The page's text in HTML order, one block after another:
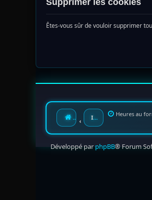
Supprimer les cookies
Êtes-vous sûr de vouloir supprimer
Accueil Index du forum Heures au
Développé parphpBB® Forum